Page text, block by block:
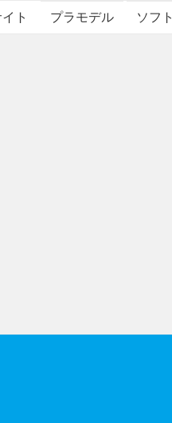
ト プラモデル ソフ